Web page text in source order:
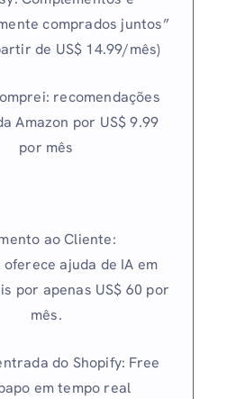
comprados juntos”
de US$ 14.99/mês)
recomendações
Amazon por US$ 9.99
por mês
ao Cliente:
oferece ajuda de IA em
por apenas US$ 60 por
mês.
do Shopify: Free
em tempo real